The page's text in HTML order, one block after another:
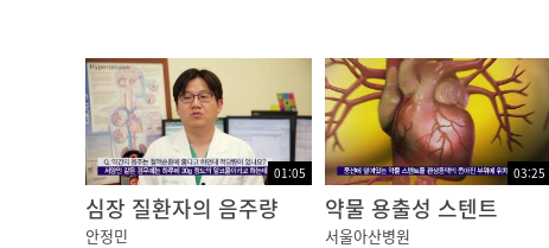
01:05
심장 질환자의 음주량
안정민
03:25
약물 용출성 스텐트
서울아산병원